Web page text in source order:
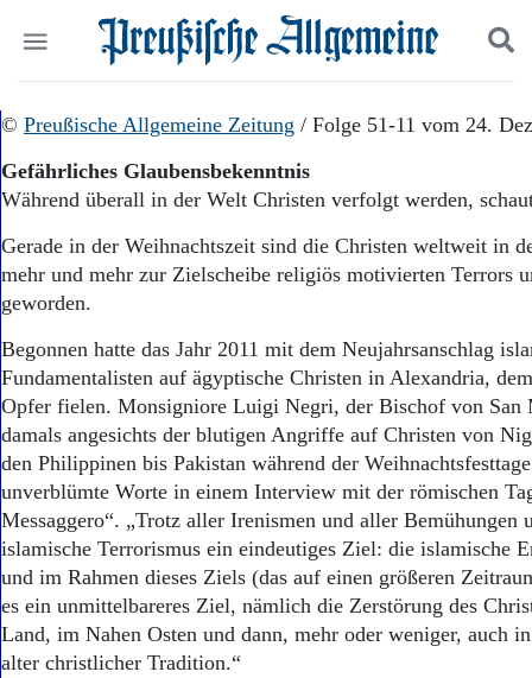
Start
Wer wir sind
Aktuelle Ausgabe
Abonnenten-Login
Abonnent werden
Abo Prämien
Archiv
Mediadaten
Politik
Wirtschaft
Panorama
Leben
Geschichte
Berlin-Brandenburg
Schlesien
Danzig und Westpreußen
Bücher
Suchen und finden
© Preußische Allgemeine Zeitung / Folge 51-11 vom 24.
Gefährliches Glaubensbekenntnis
Während überall in der Welt Christen verfolgt werden,
Gerade in der Weihnachtszeit sind die Christen weltweit in
mehr und mehr zur Zielscheibe religiös motivierten Terrors
geworden.
Begonnen hatte das Jahr 2011 mit dem Neujahrsanschlag
Fundamentalisten auf ägyptische Christen in Alexandria,
Opfer fielen. Monsigniore Luigi Negri, der Bischof von San
damals angesichts der blutigen Angriffe auf Christen von
den Philippinen bis Pakistan während der
unverblümte Worte in einem Interview mit der römischen
Messaggero“. „Trotz aller Irenismen und aller Bemühungen
islamische Terrorismus ein eindeutiges Ziel: die islamische
und im Rahmen dieses Ziels (das auf einen größeren
es ein unmittelbareres Ziel, nämlich die Zerstörung des
Land, im Nahen Osten und dann, mehr oder weniger, auch
alter christlicher Tradition.“